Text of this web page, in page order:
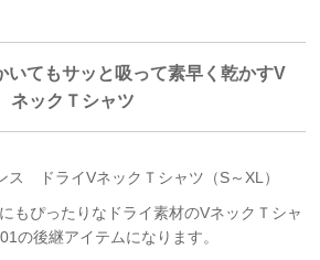
いてもサッと吸って素早く乾かすV
ネックＴシャツ
ス ドライVネックＴシャツ（S～XL）
もぴったりなドライ素材のVネックＴシャ
の後継アイテムになります。